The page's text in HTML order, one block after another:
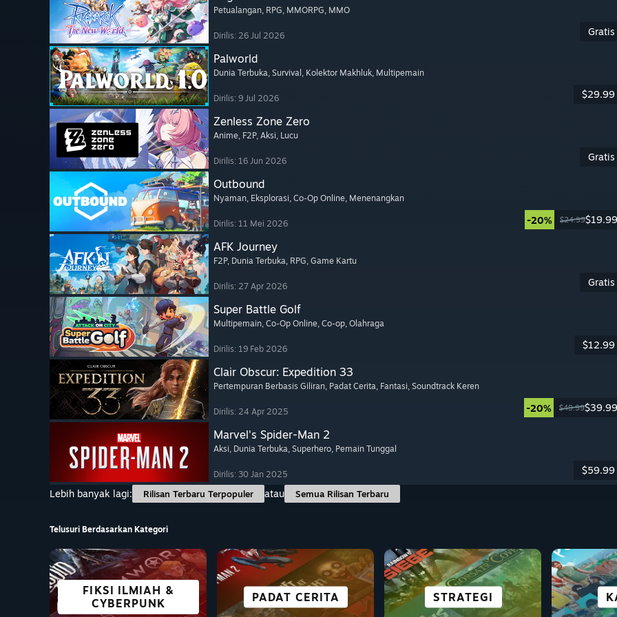
Petualangan, RPG, MMORPG, MMO
Dirilis: 26 Jul 2026 Gratis
Palworld
Dunia Terbuka, Survival , Kolektor Makhluk, Multipemain
Dirilis: 9 Jul 2026 $29.99
Zenless Zone Zero
Anime, F2P, Aksi, Lucu
Dirilis: 16 Jun 2026 Gratis
Outbound
Nyaman, Eksplorasi, Co-Op Online, Menenangkan
Dirilis: 11 Mei 2026 -20% $24.99$19.99
AFK Journey
F2P, Dunia Terbuka, RPG, Game Kartu
Dirilis: 27 Apr 2026 Gratis
Super Battle Golf
Multipemain, Co-Op Online, Co-op, Olahraga
Dirilis: 19 Feb 2026 $12.99
Clair Obscur: Expedition 33
Pertempuran Berbasis Giliran, Padat Cerita, Fantasi, Soundtrack Keren
Dirilis: 24 Apr 2025 -20% $49.99$39.99
Marvel's Spider-Man 2
Aksi, Dunia Terbuka, Superhero, Pemain Tunggal
Dirilis: 30 Jan 2025
$59.99
Lebih banyak lagi:
Rilisan Terbaru Terpopuler atau Semua Rilisan Terbaru
Telusuri Berdasarkan Kategori
FIKSI ILMIAH &
CYBERPUNK
PADAT CERITA STRATEGI
GAME VR
KOMPATIBEL
DENGAN DECK
TEKA-TEKI
AKSI PERTARUNGAN
KOTA &
PEMUKIMAN
CO-OP ANIME SURVIVAL